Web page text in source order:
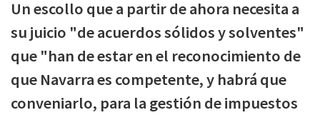
Un escollo que a partir de ahora necesita a
su juicio "de acuerdos sólidos y solventes"
que "han de estar en el reconocimiento de
que Navarra es competente, y habrá que
conveniarlo, para la gestión de impuestos